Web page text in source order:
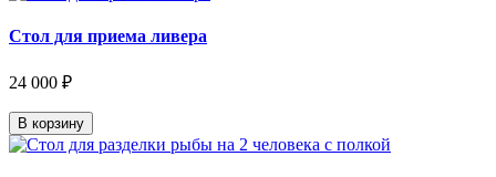
Стол для приема ливера
24 000 ₽
В корзину